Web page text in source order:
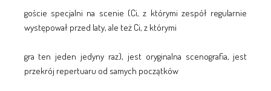
goście specjalni na scenie (Ci, z którymi zespół regularnie
występował przed laty, ale też Ci, z którymi
gra ten jeden jedyny raz), jest oryginalna scenografia, jest
przekrój repertuaru od samych początków